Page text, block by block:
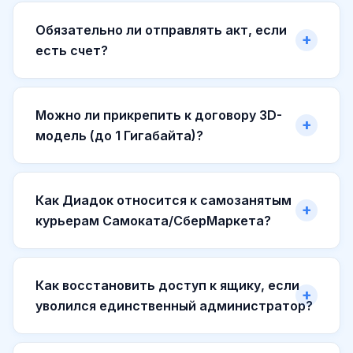
Обязательно ли отправлять акт, если
есть счет?
Можно ли прикрепить к договору 3D-
модель (до 1 Гигабайта)?
Как Диадок относится к самозанятым
курьерам Самоката/СберМаркета?
Как восстановить доступ к ящику, если
уволился единственный администратор?